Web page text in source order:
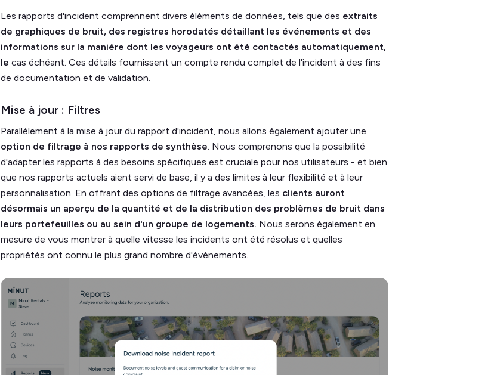
Les rapports d'incident comprennent divers éléments de données, tels que des extraits
de graphiques de bruit, des registres horodatés détaillant les événements et des
informations sur la manière dont les voyageurs ont été contactés automatiquement,
le cas échéant. Ces détails fournissent un compte rendu complet de l'incident à des fins
de documentation et de validation.
Mise à jour : Filtres
Parallèlement à la mise à jour du rapport d'incident, nous allons également ajouter une
option de filtrage à nos rapports de synthèse. Nous comprenons que la possibilité
d'adapter les rapports à des besoins spécifiques est cruciale pour nos utilisateurs - et bien
que nos rapports actuels aient servi de base, il y a des limites à leur flexibilité et à leur
personnalisation. En offrant des options de filtrage avancées, les clients auront
désormais un aperçu de la quantité et de la distribution des problèmes de bruit dans
leurs portefeuilles ou au sein d'un groupe de logements. Nous serons également en
mesure de vous montrer à quelle vitesse les incidents ont été résolus et quelles
propriétés ont connu le plus grand nombre d'événements.